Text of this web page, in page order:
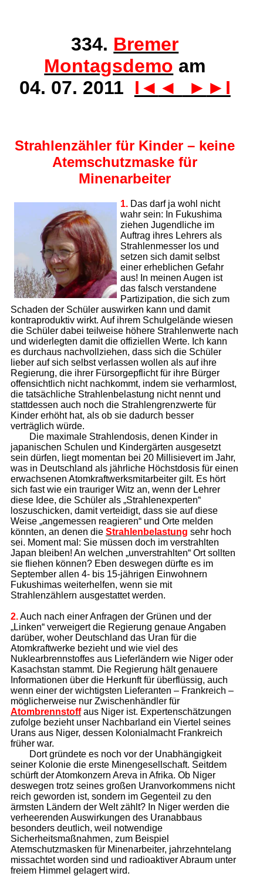
334. Bremer
Montagsdemo am
04. 07. 2011 I◄ ◄ ► ►I
Strahlenzähler für Kinder – keine
Atemschutzmaske für
Minenarbeiter
1.Das darf ja wohl nicht
wahr sein: In Fukushima
ziehen Jugendliche im
Auftrag ihres Lehrers als
Strahlenmesser los und
setzen sich damit selbst
einer erheblichen Gefahr
aus! In meinen Augen ist
das falsch verstandene
Partizipation, die sich zum
Schaden der Schüler auswirken kann und damit
kontraproduktiv wirkt. Auf ihrem Schulgelände wiesen
die Schüler dabei teilweise höhere Strahlenwerte nach
und widerlegten damit die offiziellen Werte. Ich kann
es durchaus nachvollziehen, dass sich die Schüler
lieber auf sich selbst verlassen wollen als auf ihre
Regierung, die ihrer Fürsorgepflicht für ihre Bürger
offensichtlich nicht nachkommt, indem sie verharmlost,
die tatsächliche Strahlenbelastung nicht nennt und
stattdessen auch noch die Strahlengrenzwerte für
Kinder erhöht hat, als ob sie dadurch besser
verträglich würde.
Die maximale Strahlendosis, denen Kinder in
japanischen Schulen und Kindergärten ausgesetzt
sein dürfen, liegt momentan bei 20 Millisievert im Jahr,
was in Deutschland als jährliche Höchstdosis für einen
erwachsenen Atomkraftwerksmitarbeiter gilt. Es hört
sich fast wie ein trauriger Witz an, wenn der Lehrer
diese Idee, die Schüler als „Strahlenexperten“
loszuschicken, damit verteidigt, dass sie auf diese
Weise „angemessen reagieren“ und Orte melden
könnten, an denen die Strahlenbelastung sehr hoch
sei. Moment mal: Sie müssen doch im verstrahlten
Japan bleiben! An welchen „unverstrahlten“ Ort sollten
sie fliehen können? Eben deswegen dürfte es im
September allen 4- bis 15-jährigen Einwohnern
Fukushimas weiterhelfen, wenn sie mit
Strahlenzählern ausgestattet werden.
2.Auch nach einer Anfragen der Grünen und der
„Linken“ verweigert die Regierung genaue Angaben
darüber, woher Deutschland das Uran für die
Atomkraftwerke bezieht und wie viel des
Nuklearbrennstoffes aus Lieferländern wie Niger oder
Kasachstan stammt. Die Regierung hält genauere
Informationen über die Herkunft für überflüssig, auch
wenn einer der wichtigsten Lieferanten – Frankreich –
möglicherweise nur Zwischenhändler für
Atombrennstoffaus Niger ist. Expertenschätzungen
zufolge bezieht unser Nachbarland ein Viertel seines
Urans aus Niger, dessen Kolonialmacht Frankreich
früher war.
Dort gründete es noch vor der Unabhängigkeit
seiner Kolonie die erste Minengesellschaft. Seitdem
schürft der Atomkonzern Areva in Afrika. Ob Niger
deswegen trotz seines großen Uranvorkommens nicht
reich geworden ist, sondern im Gegenteil zu den
ärmsten Ländern der Welt zählt? In Niger werden die
verheerenden Auswirkungen des Uranabbaus
besonders deutlich, weil notwendige
Sicherheitsmaßnahmen, zum Beispiel
Atemschutzmasken für Minenarbeiter, jahrzehntelang
missachtet worden sind und radioaktiver Abraum unter
freiem Himmel gelagert wird.